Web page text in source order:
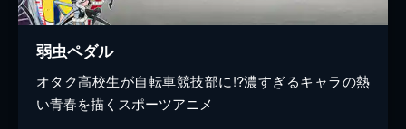
弱虫ペダル
オタク高校生が自転車競技部に!?濃すぎるキャラの熱
い青春を描くスポーツアニメ